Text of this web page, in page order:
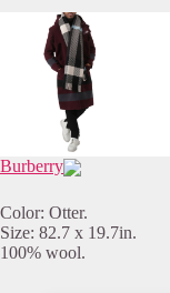
Burberry
Color: Otter.
Size: 82.7 x 19.7in.
100% wool.